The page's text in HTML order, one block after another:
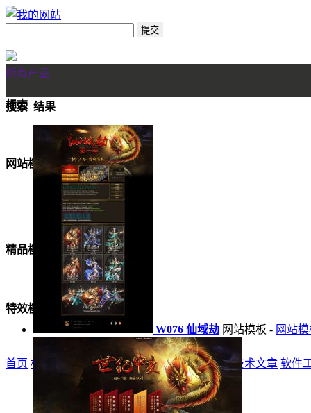
所有产品
标志
网站模板
美女模板
精品模板
特效模板
首页 标志 网站模板 精品模板 特效模板 技术文章 软件
搜索 结果
W076 仙域劫 网站模板 - 网站